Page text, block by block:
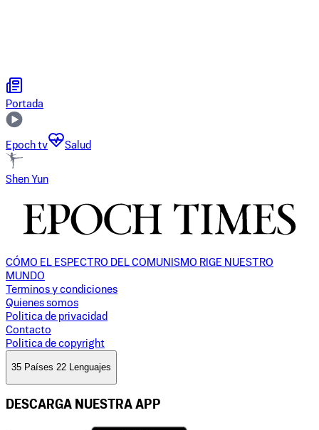
Portada
Epoch tv Salud
Shen Yun
CÓMO EL ESPECTRO DEL COMUNISMO RIGE NUESTRO
MUNDO
Terminos y condiciones
Quienes somos
Politica de privacidad
Contacto
Politica de copyright
35 Países 22 Lenguajes
DESCARGA NUESTRA APP